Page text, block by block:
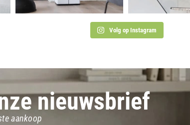
Volg op Instagram
nieuwsbrief
aankoop